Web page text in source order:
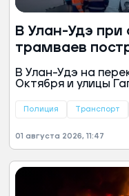
В Улан-Удэ при
трамваев
человек
В Улан-Удэ на
Октября и улицы
пострадали
Полиция Транспорт
01 августа 2026, 11:47